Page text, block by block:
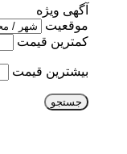
آگهی ویژه
موقعیت
کمترین قیمت
بیشترین قیمت
جستجو